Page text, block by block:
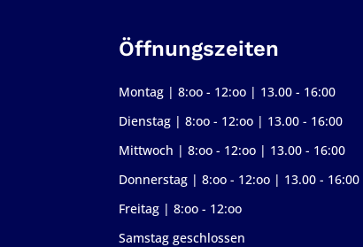
Öffnungszeiten
Montag | 8:oo - 12:oo | 13.00 - 16:00
Dienstag | 8:oo - 12:oo | 13.00 - 16:00
Mittwoch | 8:oo - 12:oo | 13.00 - 16:00
Donnerstag | 8:oo - 12:oo | 13.00 - 16:00
Freitag | 8:oo - 12:oo
Samstag geschlossen